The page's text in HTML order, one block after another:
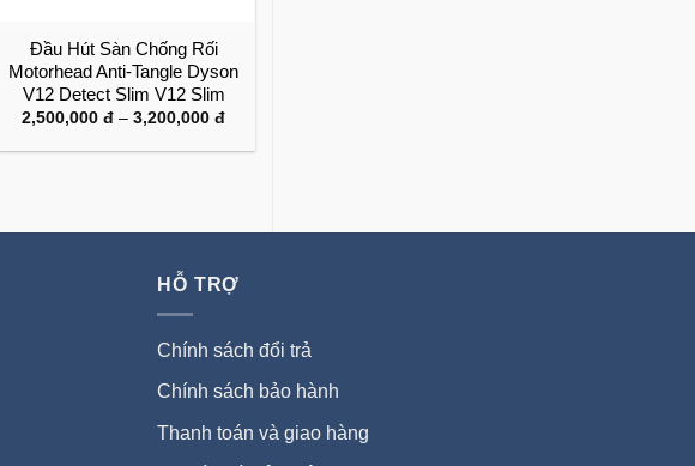
Đầu Hút Sàn Chống Rối
Motorhead Anti-Tangle Dyson
V12 Detect Slim V12 Slim
2,500,000đ – 3,200,000đKhoảng
từ
HỖ TRỢ
Chính sách đổi trả
Chính sách bảo hành
Thanh toán và giao hàng